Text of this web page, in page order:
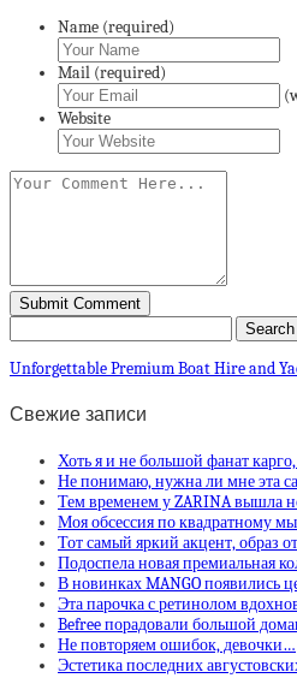
Name (required)
Mail (required)
Website
Unforgettable Premium Boat Hire and
Свежие записи
Хоть я и не большой фанат
Не понимаю, нужна ли мне эта
Тем временем у ZARINA вышла
Моя обсессия по квадратному
Тот самый яркий акцент, образ
Подоспела новая премиальная
В новинках MANGO появились
Эта парочка с ретинолом
Befree порадовали большой
Не повторяем ошибок, девочки…
Эстетика последних